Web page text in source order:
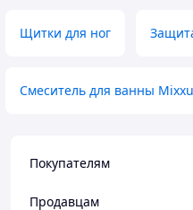
Щитки для ног
Смеситель для ванны
Покупателям
Продавцам